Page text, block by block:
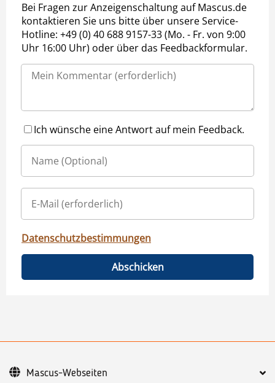
Bei Fragen zur Anzeigenschaltung auf Mascus.de
kontaktieren Sie uns bitte über unsere Service-
Hotline: +49 (0) 40 688 9157-33 (Mo. - Fr. von 9:00
Uhr 16:00 Uhr) oder über das Feedbackformular.
Ich wünsche eine Antwort auf mein Feedback.
Datenschutzbestimmungen
Abschicken
Mascus-Webseiten